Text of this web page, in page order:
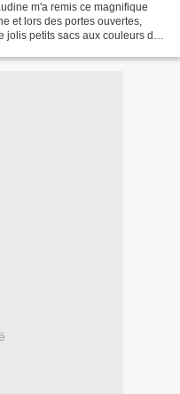
m'a remis ce magnifique
et lors des portes ouvertes,
petits sacs aux couleurs de